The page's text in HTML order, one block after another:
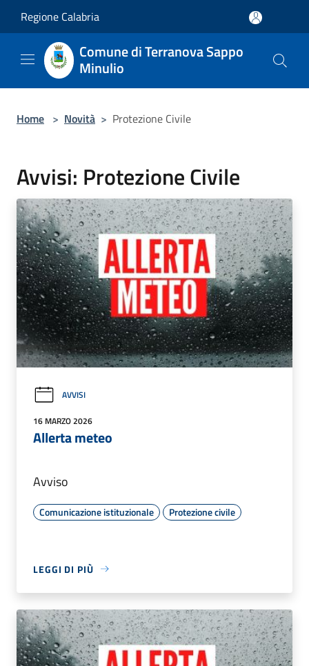
Regione Calabria
Comune di Terranova Sappo
Minulio
Home > Novità > Protezione Civile
Avvisi: Protezione Civile
AVVISI
16 MARZO 2026
Allerta meteo
Avviso
Comunicazione istituzionale Protezione civile
LEGGI DI PIÙ